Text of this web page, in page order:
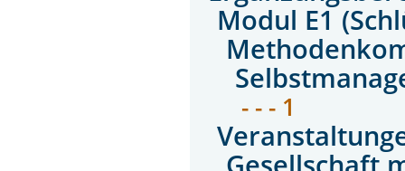
Modul E1
- - - 1